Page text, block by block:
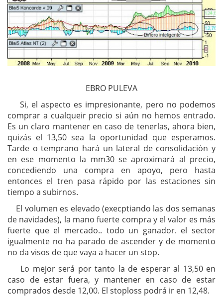
EBRO PULEVA
Si, el aspecto es impresionante, pero no podemos
comprar a cualqueir precio si aún no hemos entrado.
Es un claro mantener en caso de tenerlas, ahora bien,
quizás el 13,50 sea la oportunidad que esperamos.
Tarde o temprano hará un lateral de consolidación y
en ese momento la mm30 se aproximará al precio,
concediendo una compra en apoyo, pero hasta
entonces el tren pasa rápido por las estaciones sin
tiempo a subirnos.
El volumen es elevado (execptiando las dos semanas
de navidades), la mano fuerte compra y el valor es más
fuerte que el mercado.. todo un ganador. el sector
igualmente no ha parado de ascender y de momento
no da visos de que vaya a hacer un stop.
Lo mejor será por tanto la de esperar al 13,50 en
caso de estar fuera, y mantener en caso de estar
comprados desde 12,00. El stoploss podrá ir en 12,48.